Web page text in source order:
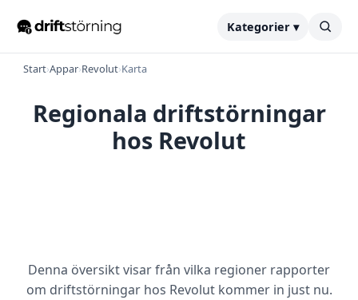
Kategorier ▾
Start›Appar›Revolut›Karta
Regionala driftstörningar
hos Revolut
Denna översikt visar från vilka regioner rapporter
om driftstörningar hos Revolut kommer in just nu.